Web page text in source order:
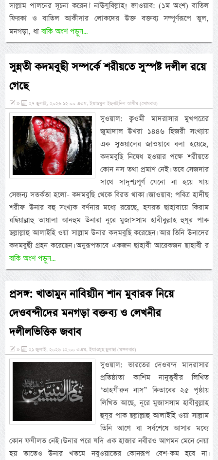
সাল্লাম পালনের সূচনা করেন।’ নাঊযুবিল্লাহ! জাওয়াব: (১ম অংশ) বাতিল
ফিরকা ও বাতিল আকীদার লোকদের উক্ত বক্তব্য সম্পূর্ণরূপে ভুল,
মনগড়া, ধাবাকি অংশ পড়ুন...
সুন্নতী কদমবুছী সম্পর্কে শরীয়তে সুস্পষ্ট দলীল রয়ে
গেছে
» ২৭ জুলাই, ২০২৬ ১২:০০ এএম, ইয়াওমুল ইছনাইনিল আযীম (সোমবার)
সুওয়াল: ক্বওমী মাদরাসার মুখপত্রের
জুমাদাল উখরা ১৪৪৬ হিজরী সংখ্যায়
এক সুওয়ালের জাওয়াবে বলা হয়েছে,
কদমবুছি নিষেধ হওয়ার পক্ষে শরীয়তে
কোন নস তথা প্রমাণ নেই। তবে সেজদার
সাথে সাদৃশ্যপূর্ণ যেনো না হয়ে যায়
সেজন্য সতর্কতা হলো- কদমবুছি থেকে বিরত থাকা। জাওয়াব: পবিত্র হাদীছ
শরীফ উনার বহু সংখ্যক বর্ণনার মধ্যে রয়েছে, হযরত ছাহাবায়ে কিরাম
রদ্বিয়াল্লাহু তায়ালা আনহুম উনারা নূরে মুজাসসাম হাবীবুল্লাহ হুযূর পাক
ছল্লাল্লাহু আলাইহি ওয়া সাল্লাম উনার কদমবুছি করেছেন। আর তিনি উনাদের
কদমবুছী গ্রহন করেছেন। অনুরূপভাবে একজন ছাহাবী আরেকজন ছাহাবী র
বাকি অংশ পড়ুন...
প্রসঙ্গ: খাতামুন নাবিয়্যীন শান মুবারক নিয়ে
দেওবন্দীদের মনগড়া বক্তব্য ও লেখনীর
দলীলভিত্তিক জবাব
» ২১ জুলাই, ২০২৬ ১২:০০ এএম, ইয়াওমুছ ছুলাছা (মঙ্গলবার)
সুওয়াল: ভারতের দেওবন্দ মাদরাসার
প্রতিষ্ঠাতা কাশিম নানুতুবীর লিখিত
‘তাহযীরুন নাস” কিতাবের ২৫ পৃষ্ঠায়
লিখিত আছে, নূরে মুজাসসাম হাবীবুল্লাহ
হুযূর পাক ছল্লাল্লাহু আলাইহি ওয়া সাল্লাম
তিনি আগে বা সর্বশেষে আসার মধ্যে
কোন ফযীলত নেই। উনার পরে যদি এক হাজার নবীরও আগমন মেনে নেয়া
হয় তাতেও উনার খতমে নবুওয়াতের কোনরূপ বেশ-কম হবে না।